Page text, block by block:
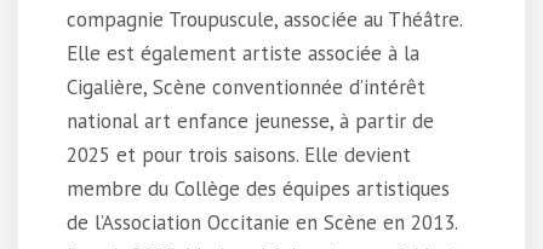
compagnie Troupuscule, associée au Théâtre.
Elle est également artiste associée à la
Cigalière, Scène conventionnée d’intérêt
national art enfance jeunesse, à partir de
2025 et pour trois saisons. Elle devient
membre du Collège des équipes artistiques
de l’Association Occitanie en Scène en 2013.